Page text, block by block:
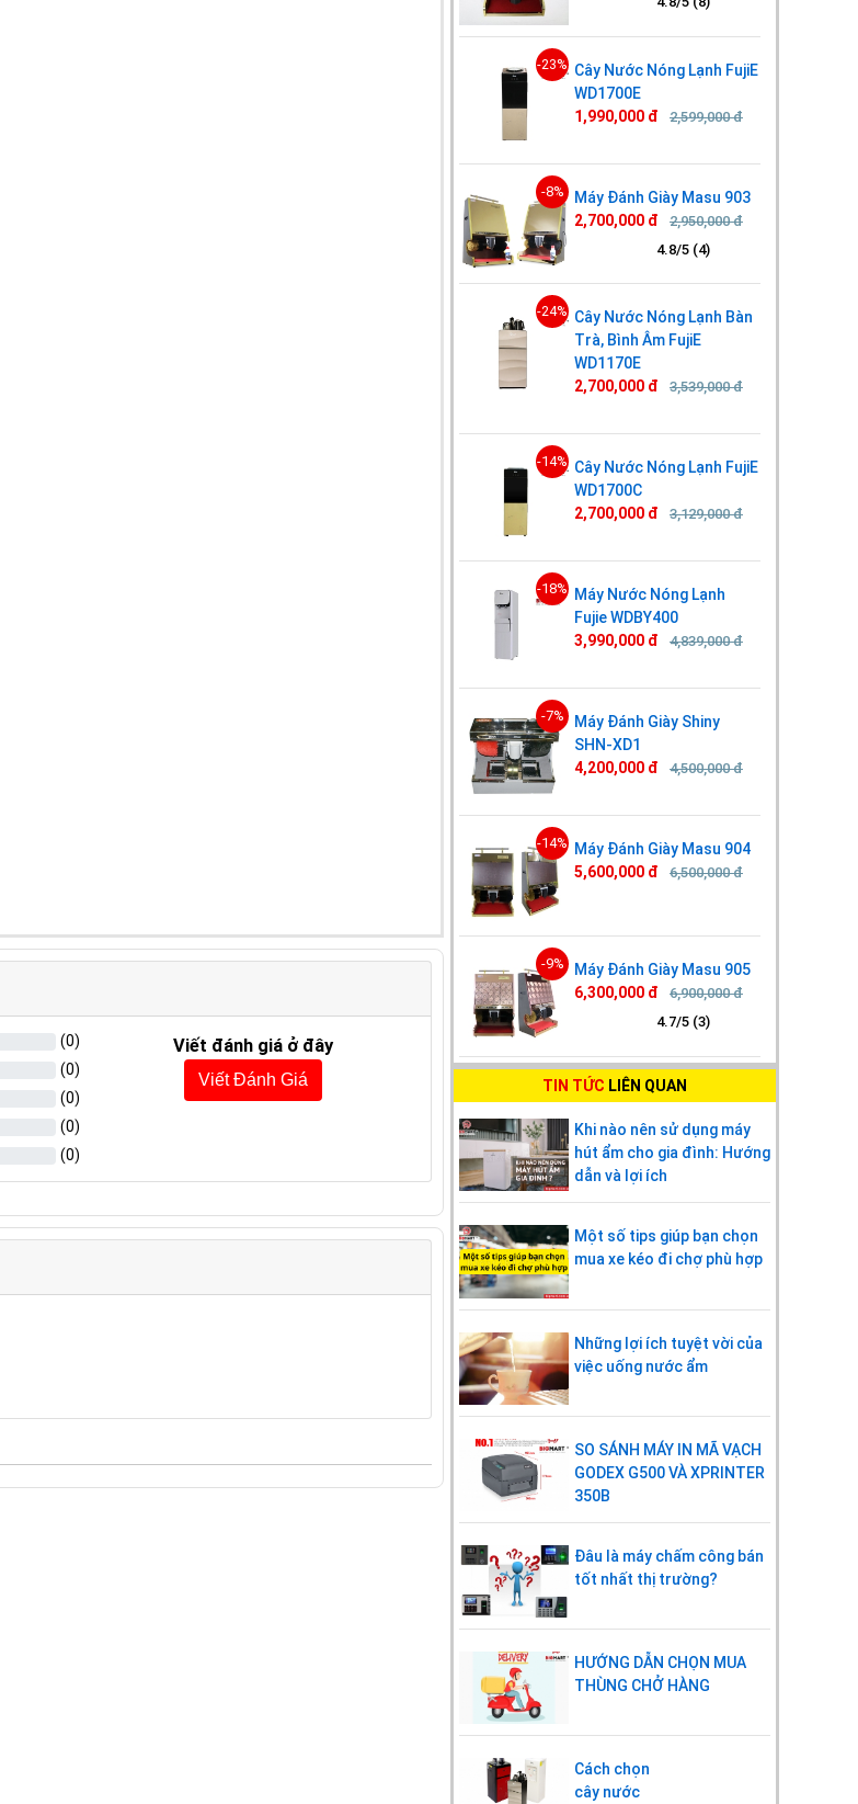
(0)
(0)
(0)
(0)
(0)
Viết đánh giá ở đây
Viết Đánh Giá
-23% Cây Nước Nóng Lạnh FujiE
WD1700E
1,990,000 đ
2,599,000 đ
-8%
Máy Đánh Giày Masu 903
2,700,000 đ
2,950,000 đ
4.8/5 (4)
-24% Cây Nước Nóng Lạnh Bàn
Trà, Bình Âm FujiE
WD1170E
2,700,000 đ
3,539,000 đ
-14% Cây Nước Nóng Lạnh FujiE
WD1700C
2,700,000 đ
3,129,000 đ
-18% Máy Nước Nóng Lạnh
Fujie WDBY400
3,990,000 đ
4,839,000 đ
-7%
Máy Đánh Giày Shiny
SHN-XD1
4,200,000 đ
4,500,000 đ
-14% Máy Đánh Giày Masu 904
5,600,000 đ
6,500,000 đ
-9%
Máy Đánh Giày Masu 905
6,300,000 đ
6,900,000 đ
4.7/5 (3)
TIN TỨC LIÊN QUAN
Khi nào nên sử dụng máy
hút ẩm cho gia đình: Hướng
dẫn và lợi ích
Một số tips giúp bạn chọn
mua xe kéo đi chợ phù hợp
Những lợi ích tuyệt vời của
việc uống nước ẩm
SO SÁNH MÁY IN MÃ VẠCH
GODEX G500 VÀ XPRINTER
350B
Đâu là máy chấm công bán
tốt nhất thị trường?
HƯỚNG DẪN CHỌN MUA
THÙNG CHỞ HÀNG
Cách chọn
cây nước